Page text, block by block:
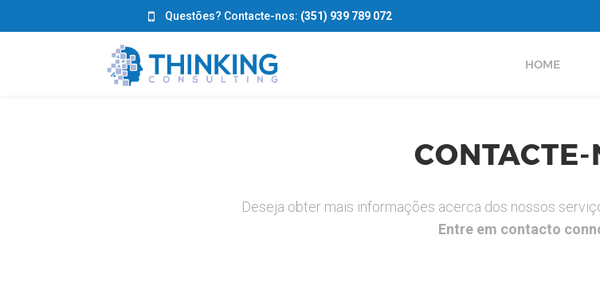
Questões? Contacte-nos: (351) 939 789 072
HOME
CONTACTE-
Deseja obter mais informações acerca dos nossos
Entre em contacto